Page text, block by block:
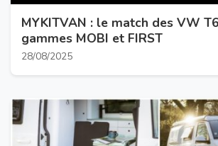
MYKITVAN : le match des VW
gammes MOBI et FIRST
28/08/2025